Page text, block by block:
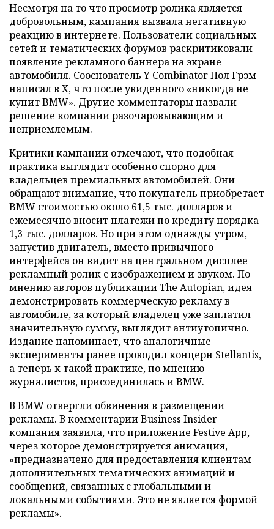
Несмотря на то что просмотр ролика является
добровольным, кампания вызвала негативную
реакцию в интернете. Пользователи социальных
сетей и тематических форумов раскритиковали
появление рекламного баннера на экране
автомобиля. Сооснователь Y Combinator Пол Грэм
написал в X, что после увиденного «никогда не
купит BMW». Другие комментаторы назвали
решение компании разочаровывающим и
неприемлемым.
Критики кампании отмечают, что подобная
практика выглядит особенно спорно для
владельцев премиальных автомобилей. Они
обращают внимание, что покупатель приобретает
BMW стоимостью около 61,5 тыс. долларов и
ежемесячно вносит платежи по кредиту порядка
1,3 тыс. долларов. Но при этом однажды утром,
запустив двигатель, вместо привычного
интерфейса он видит на центральном дисплее
рекламный ролик с изображением и звуком. По
мнению авторов публикацииThe Autopian, идея
демонстрировать коммерческую рекламу в
автомобиле, за который владелец уже заплатил
значительную сумму, выглядит антиутопично.
Издание напоминает, что аналогичные
эксперименты ранее проводил концерн Stellantis,
а теперь к такой практике, по мнению
журналистов, присоединилась и BMW.
В BMW отвергли обвинения в размещении
рекламы. В комментарии Business Insider
компания заявила, что приложение Festive App,
через которое демонстрируется анимация,
«предназначено для предоставления клиентам
дополнительных тематических анимаций и
сообщений, связанных с глобальными и
локальными событиями. Это не является формой
рекламы».